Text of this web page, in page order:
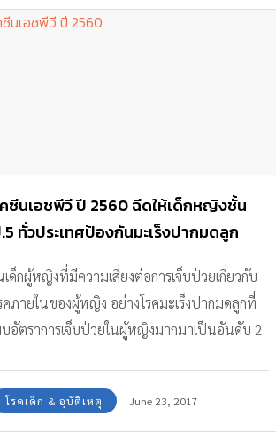
ซีนเอชพีวี ปี 2560 ฉีดให้เด็กหญิงชั้น
ทั่วประเทศป้องกันมะเร็งปากมดลูก
เด็กผู้หญิงที่มีความเสี่ยงต่อการเจ็บป่วยเกี่ยวกับ
คภายในของผู้หญิง อย่างโรคมะเร็งปากมดลูกที่
อัตราการเจ็บป่วยในผู้หญิงมากมาเป็นอันดับ 2
มีรายละเอียดในการรับฉีดวัคซีนเอชพีวี
หรับเด็ก ป.5 ทั่วประเทศ ให้ผู้ปกครองได้ทราบ
โรคเด็ก & อุบัติเหตุ June 23, 2017